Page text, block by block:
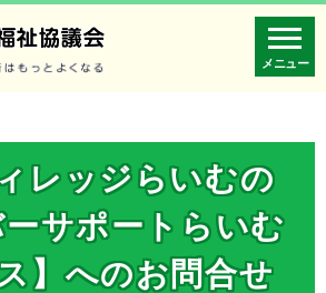
メニュー
レッジらいむの
サポートらいむ
】へのお問合せ